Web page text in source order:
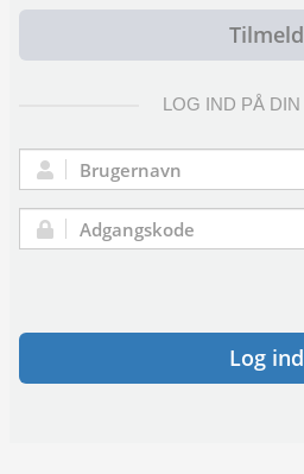
Tilmeld
LOG IND PÅ
Brugernavn:
Adgangskode:
Log ind